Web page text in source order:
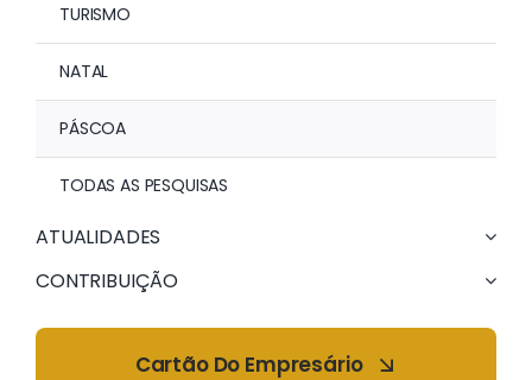
TURISMO
NATAL
PÁSCOA
TODAS AS PESQUISAS
ATUALIDADES
CONTRIBUIÇÃO
Cartão Do Empresário